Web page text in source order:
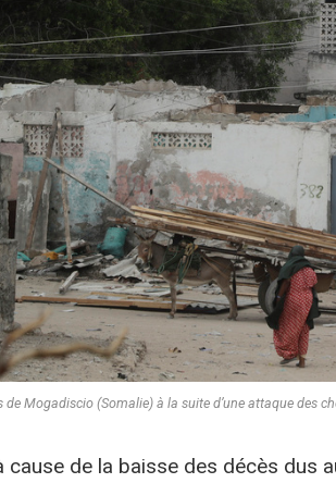
de Mogadiscio (Somalie) à la suite d’une attaque des
cause de la baisse des décès dus